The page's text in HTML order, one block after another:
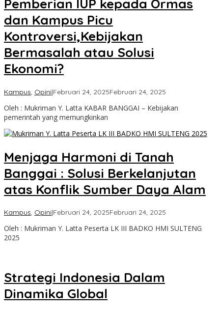
Pemberian IUP kepada Ormas
dan Kampus Picu
Kontroversi,Kebijakan
Bermasalah atau Solusi
Ekonomi?
Kampus, Opini|Februari 24, 2025Februari 24, 2025
Kabar
Oleh : Mukriman Y. Latta KABAR BANGGAI – Kebijakan
pemerintah yang memungkinkan
Menjaga Harmoni di Tanah
Banggai : Solusi Berkelanjutan
atas Konflik Sumber Daya Alam
Kampus, Opini|Februari 24, 2025Februari 24, 2025
Kabar
Oleh : Mukriman Y. Latta Peserta LK III BADKO HMI SULTENG
2025
Strategi Indonesia Dalam
Dinamika Global